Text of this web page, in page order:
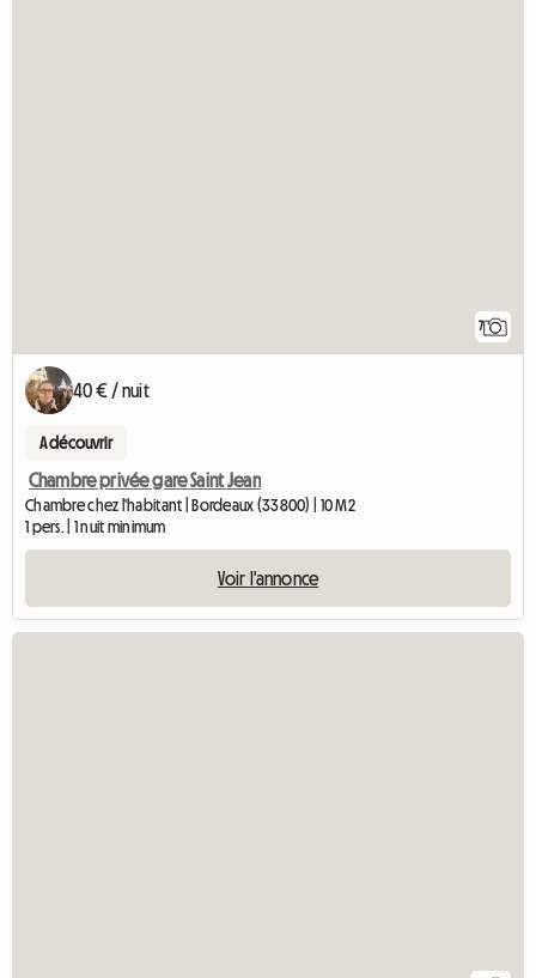
7
40 € / nuit
A découvrir
Chambre privée gare Saint Jean
Chambre chez l'habitant | Bordeaux (33800) | 10 M2
1 pers. | 1 nuit minimum
Voir l'annonce